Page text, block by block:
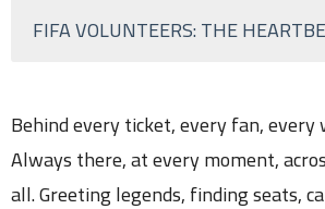
FIFA VOLUNTEERS: THE
Behind every ticket, every fan,
Always there, at every moment,
all. Greeting legends, finding seats,